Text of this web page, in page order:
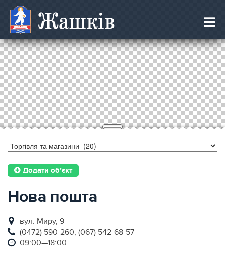
Жашків
Додати об’єкт
Нова пошта
вул. Миру, 9
(0472) 590-260, (067) 542-68-57
09:00—18:00